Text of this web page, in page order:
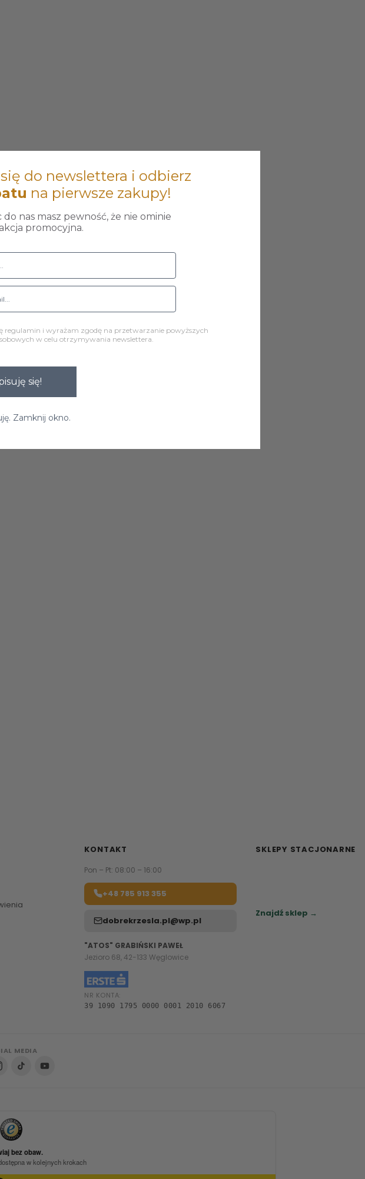
KONTAKT
Pon – Pt: 08:00 – 16:00
+48 785 913 355
dobrekrzesla.pl@wp.pl
"ATOS" GRABIŃSKI PAWEŁ
Jezioro 68, 42-133 Węglowice
NR KONTA:
39 1090 1795 0000 0001 2010 6067
SKLEPY STACJONARNE
Znajdź sklep →
MEDIA
do newslettera i odbierz
na pierwsze zakupy!
do nas masz pewność, że nie ominie
promocyjna.
regulamin i wyrażam zgodę na przetwarzanie powyższych
w celu otrzymywania newslettera.
się!
Zamknij okno.